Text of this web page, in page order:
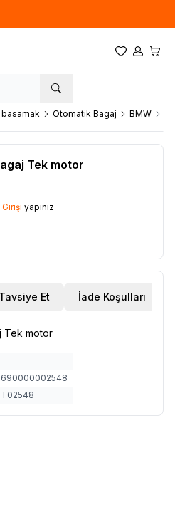
Favorilerim
Hesabım
Otomatik Bagaj BMW
Tek motor
yapınız
Tavsiye Et İade Koşulları
Tek motor